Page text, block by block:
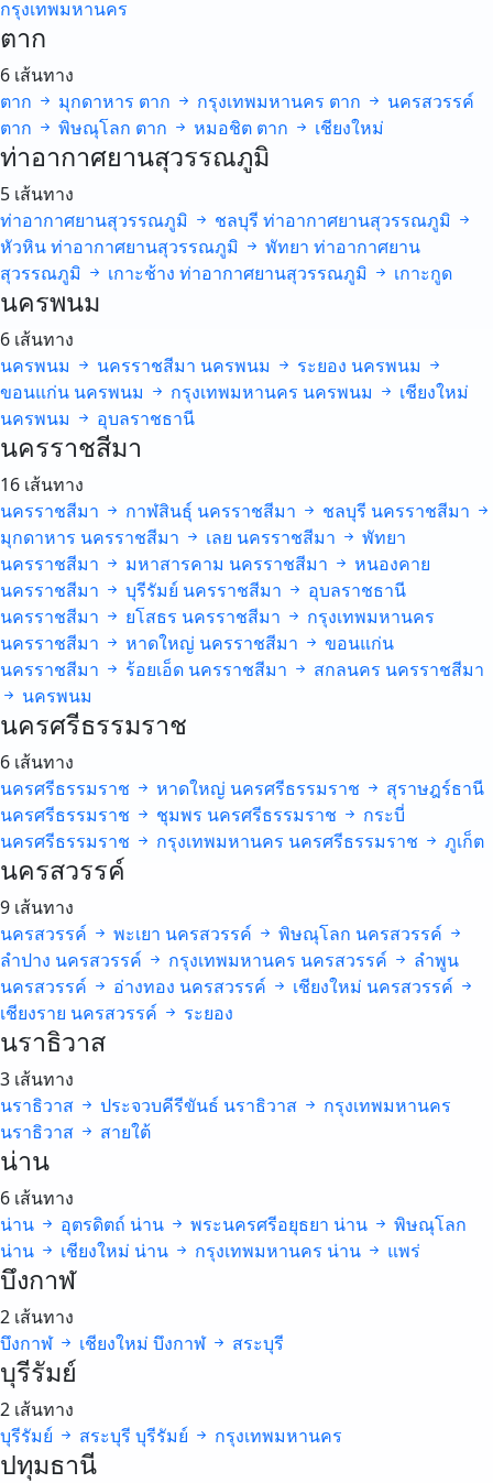
กรุงเทพมหานคร
ตาก
6 เส้นทาง
ตาก
มุกดาหาร ตาก กรุงเทพมหานคร ตาก
นครสวรรค์
ตาก
พิษณุโลก ตาก หมอชิต ตาก เชียงใหม่
ท่าอากาศยานสุวรรณภูมิ
5 เส้นทาง
ท่าอากาศยานสุวรรณภูมิ
ชลบุรี ท่าอากาศยานสุวรรณภูมิ
หัวหินท่าอากาศยานสุวรรณภูมิ พัทยา ท่าอากาศยาน
สุวรรณภูมิ
เกาะช้าง ท่าอากาศยานสุวรรณภูมิ เกาะกูด
นครพนม
6 เส้นทาง
นครพนม
นครราชสีมา นครพนม ระยอง นครพนม
ขอนแก่น นครพนม กรุงเทพมหานคร นครพนม
เชียงใหม่
นครพนม
อุบลราชธานี
นครราชสีมา
16 เส้นทาง
นครราชสีมา
กาฬสินธุ์ นครราชสีมา ชลบุรี นครราชสีมา
มุกดาหาร นครราชสีมา เลย นครราชสีมา
พัทยา
นครราชสีมา
มหาสารคาม นครราชสีมา
หนองคาย
นครราชสีมา
บุรีรัมย์ นครราชสีมา
อุบลราชธานี
นครราชสีมา
ยโสธร นครราชสีมา
กรุงเทพมหานคร
นครราชสีมา
หาดใหญ่ นครราชสีมา
ขอนแก่น
นครราชสีมา
ร้อยเอ็ด นครราชสีมา สกลนคร นครราชสีมา
นครพนม
นครศรีธรรมราช
6 เส้นทาง
นครศรีธรรมราช
หาดใหญ่ นครศรีธรรมราช
สุราษฎร์ธานี
นครศรีธรรมราช
ชุมพร นครศรีธรรมราช
กระบี่
นครศรีธรรมราช
กรุงเทพมหานคร นครศรีธรรมราช ภูเก็ต
นครสวรรค์
9 เส้นทาง
นครสวรรค์
พะเยา นครสวรรค์ พิษณุโลก นครสวรรค์
ลำปาง นครสวรรค์ กรุงเทพมหานคร นครสวรรค์
ลำพูน
นครสวรรค์
อ่างทอง นครสวรรค์ เชียงใหม่ นครสวรรค์
เชียงราย นครสวรรค์ ระยอง
นราธิวาส
3 เส้นทาง
นราธิวาส
ประจวบคีรีขันธ์ นราธิวาส
กรุงเทพมหานคร
นราธิวาส
สายใต้
น่าน
6 เส้นทาง
น่าน
อุตรดิตถ์ น่าน พระนครศรีอยุธยา น่าน
พิษณุโลก
น่าน
เชียงใหม่ น่าน กรุงเทพมหานคร น่าน แพร่
บึงกาฬ
2 เส้นทาง
บึงกาฬ
เชียงใหม่ บึงกาฬ สระบุรี
บุรีรัมย์
2 เส้นทาง
บุรีรัมย์
สระบุรี บุรีรัมย์ กรุงเทพมหานคร
ปทุมธานี